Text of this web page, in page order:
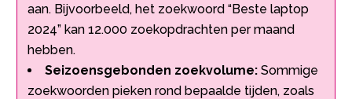
aan. Bijvoorbeeld, het zoekwoord “Beste laptop
2024” kan 12.000 zoekopdrachten per maand
hebben.
Seizoensgebonden zoekvolume: Sommige
zoekwoorden pieken rond bepaalde tijden, zoals